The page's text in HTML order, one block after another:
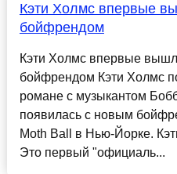
Кэти Холмс впервые
бойфрендом
Кэти Холмс впервые
бойфрендом Кэти Холмс
романе с музыкантом
появилась с новым
Moth Ball в Нью-Йорке.
Это первый "официаль...